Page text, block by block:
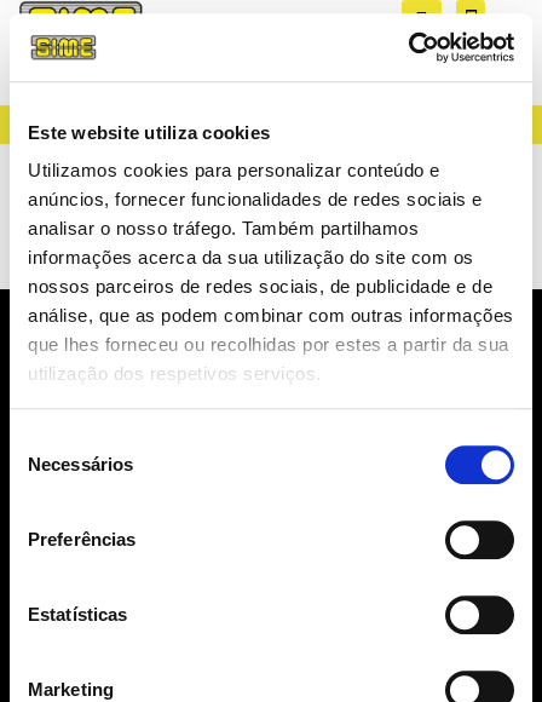
Este website utiliza cookies
Utilizamos cookies para personalizar conteúdo e
anúncios, fornecer funcionalidades de redes sociais e
analisar o nosso tráfego. Também partilhamos
informações acerca da sua utilização do site com os
nossos parceiros de redes sociais, de publicidade e de
análise, que as podem combinar com outras informações
que lhes forneceu ou recolhidas por estes a partir da sua
utilização dos respetivos serviços.
Necessários
Preferências
Estatísticas
Marketing
CREATING LIGHT SINCE 1983
Lâmpadas
Decorativas
NEWSLETTER